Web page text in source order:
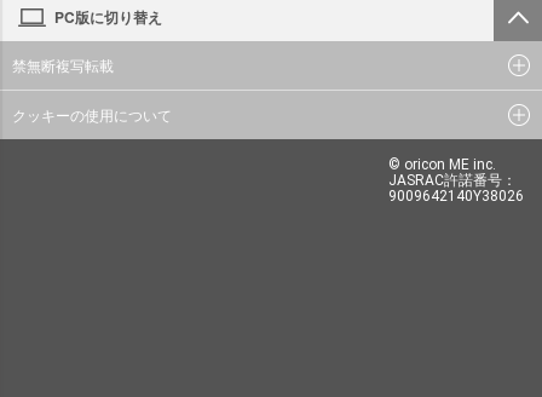
PC版に切り替え
禁無断複写転載
クッキーの使用について
© oricon ME inc.
JASRAC許諾番号：
9009642140Y38026